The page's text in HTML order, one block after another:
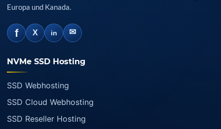
Europa und Kanada.
f X in ✉
NVMe SSD Hosting
SSD Webhosting
SSD Cloud Webhosting
SSD Reseller Hosting